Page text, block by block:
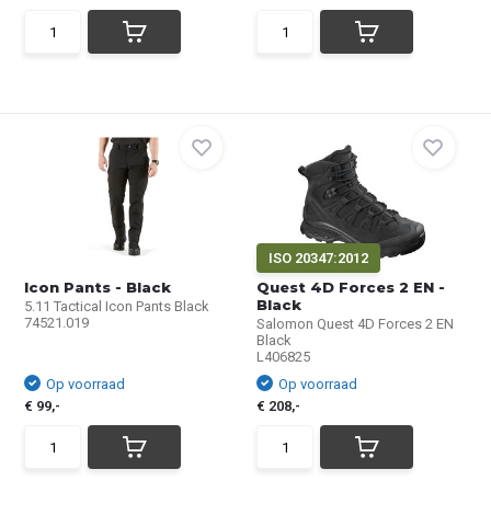
Icon Pants - Black
5.11 Tactical Icon Pants Black
74521.019
Op voorraad
€ 99,-
ISO 20347:2012
Quest 4D Forces 2 EN -
Black
Salomon Quest 4D Forces 2 EN
Black
L406825
Op voorraad
€ 208,-